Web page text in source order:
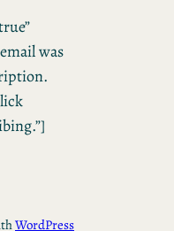
was
WordPress